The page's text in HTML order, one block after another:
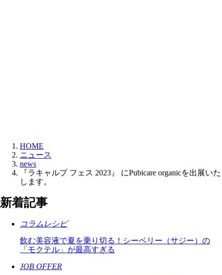
HOME
ニュース
news
『ラキャルプ フェス 2023』 にPubicare organicを出展いた
します。
新着記事
コラムレシピ
飲む美容液で夏を乗り切る！シーベリー（サジー）の
「モクテル」が最高すぎる
JOB OFFER